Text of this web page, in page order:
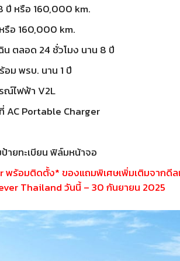
ปี หรือ 160,000 km.
รือ 160,000 km.
น ตลอด 24 ชั่วโมง นาน 8 ปี
ม พรบ. นาน 1 ปี
ณ์ไฟฟ้า V2L
AC Portable Charger
ายทะเบียน ฟิล์มหน้าจอ
พร้อมติดตั้ง* ของแถมพิเศษเพิ่มเติมจากดีล
Thailand วันนี้ – 30 กันยายน 2025